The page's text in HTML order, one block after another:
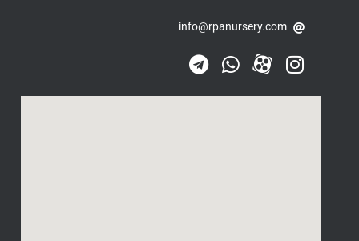
info@rpanursery.com